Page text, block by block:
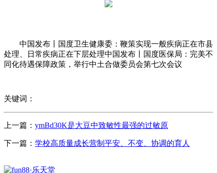
中国发布丨国度卫生健康委：鞭策实现一般疾病正在市县
处理、日常疾病正在下层处理中国发布丨国度医保局：完美不
同化待遇保障政策，举行中土合做委员会第七次会议
关键词：
上一篇： ymBd30K是大豆中致敏性最强的过敏原
下一篇： 学校高质量成长营制平安、不变、协调的育人